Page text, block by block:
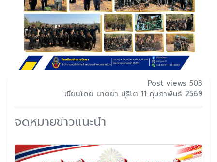
Post views 503
เขียนโดย นาตยา ปุริโต 11 กุมภาพันธ์ 2569
จดหมายข่าวแนะนำ